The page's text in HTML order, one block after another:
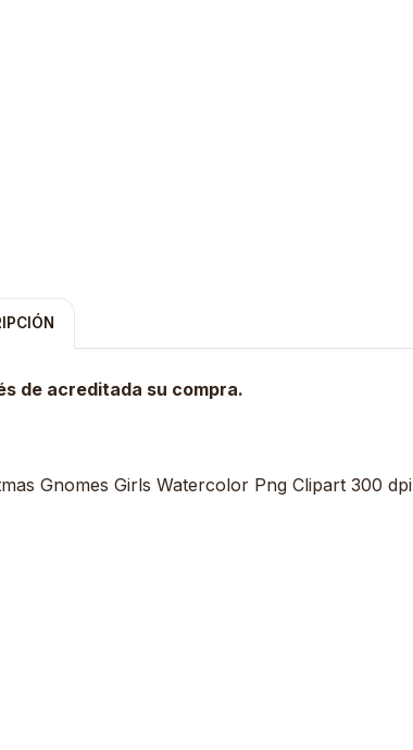
de acreditada su compra.
Gnomes Girls Watercolor Png Clipart 300 dpi